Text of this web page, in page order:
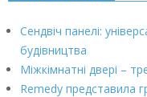
Сендвіч панелі:
будівництва
Міжкімнатні двері –
Remedy представила